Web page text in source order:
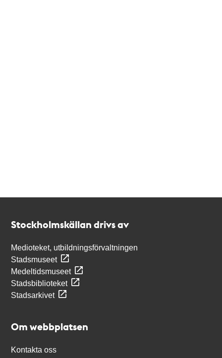
Stockholmskällan drivs av
Medioteket, utbildningsförvaltningen
Stadsmuseet
Medeltidsmuseet
Stadsbiblioteket
Stadsarkivet
Om webbplatsen
Kontakta oss